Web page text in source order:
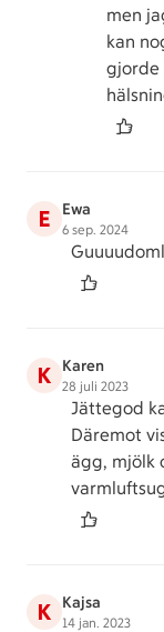
men
kan
gjorde
E Ewa
6 sep. 2024
K Karen
28 juli 2023
Jättegod
Däremot
ägg, mjölk
K Kajsa
14 jan. 2023